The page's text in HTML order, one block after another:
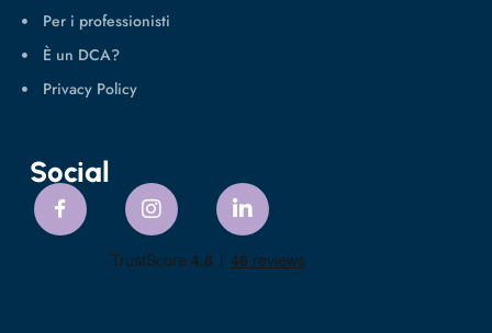
Per i professionisti
È un DCA?
Privacy Policy
Social